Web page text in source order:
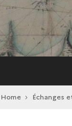
Home Échanges